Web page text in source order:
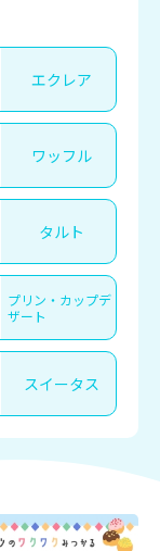
エクレア
ワッフル
タルト
プリン・カップデ
ザート
スイータス